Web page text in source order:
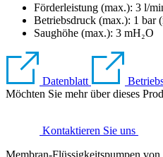
Förderleistung (max.): 3 l/
Betriebsdruck (max.): 1 bar
Saughöhe (max.): 3 mH₂O
Datenblatt
Möchten Sie mehr über dieses
Kontaktieren Sie uns
Membran-Flüssigkeitspumpen